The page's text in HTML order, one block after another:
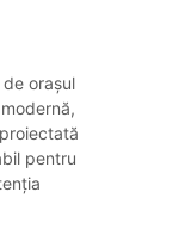
orașul
pentru